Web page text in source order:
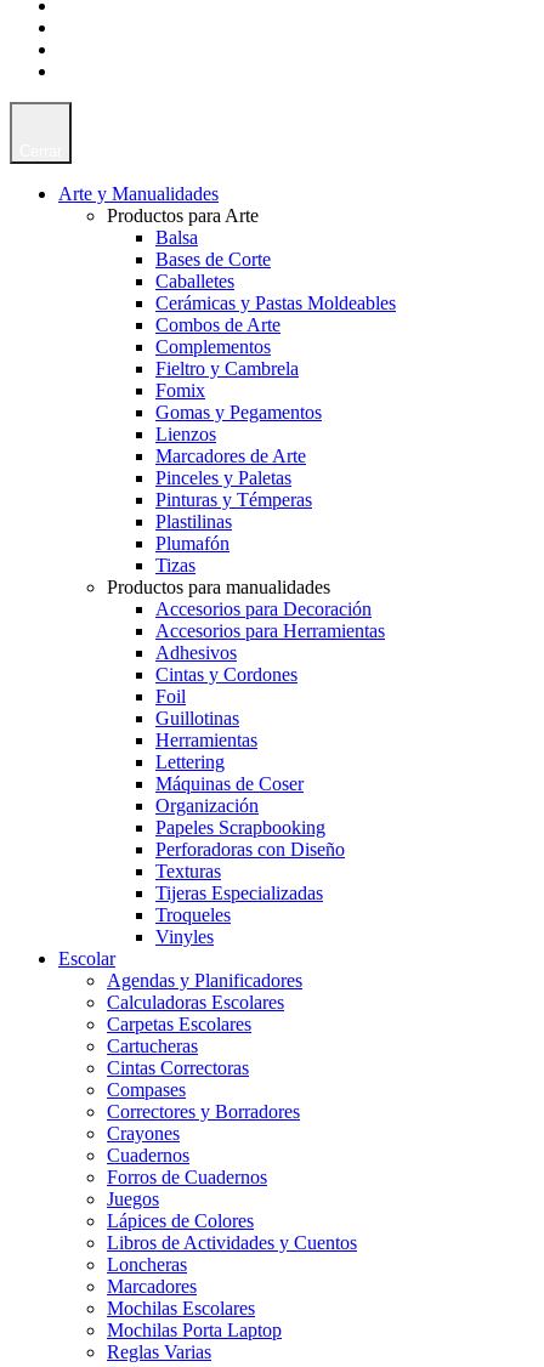
Arte y Manualidades
Productos para Arte
Balsa
Bases de Corte
Caballetes
Cerámicas y Pastas Moldeables
Combos de Arte
Complementos
Fieltro y Cambrela
Fomix
Gomas y Pegamentos
Lienzos
Marcadores de Arte
Pinceles y Paletas
Pinturas y Témperas
Plastilinas
Plumafón
Tizas
Productos para manualidades
Accesorios para Decoración
Accesorios para Herramientas
Adhesivos
Cintas y Cordones
Foil
Guillotinas
Herramientas
Lettering
Máquinas de Coser
Organización
Papeles Scrapbooking
Perforadoras con Diseño
Texturas
Tijeras Especializadas
Troqueles
Vinyles
Escolar
Agendas y Planificadores
Calculadoras Escolares
Carpetas Escolares
Cartucheras
Cintas Correctoras
Compases
Correctores y Borradores
Crayones
Cuadernos
Forros de Cuadernos
Juegos
Lápices de Colores
Libros de Actividades y Cuentos
Loncheras
Marcadores
Mochilas Escolares
Mochilas Porta Laptop
Reglas Varias